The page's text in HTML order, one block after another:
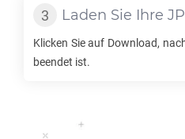
Laden Sie Ihre
Klicken Sie auf Download,
beendet ist.